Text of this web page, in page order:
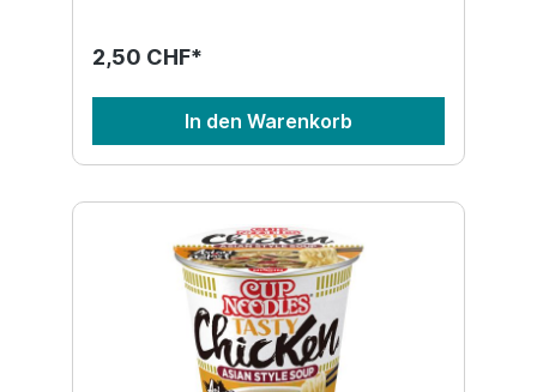
2,50 CHF*
In den Warenkorb